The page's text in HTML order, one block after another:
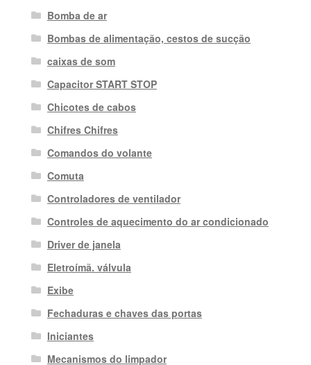
Bomba de ar
Bombas de alimentação, cestos de sucção
caixas de som
Capacitor START STOP
Chicotes de cabos
Chifres Chifres
Comandos do volante
Comuta
Controladores de ventilador
Controles de aquecimento do ar condicionado
Driver de janela
Eletroímã. válvula
Exibe
Fechaduras e chaves das portas
Iniciantes
Mecanismos do limpador